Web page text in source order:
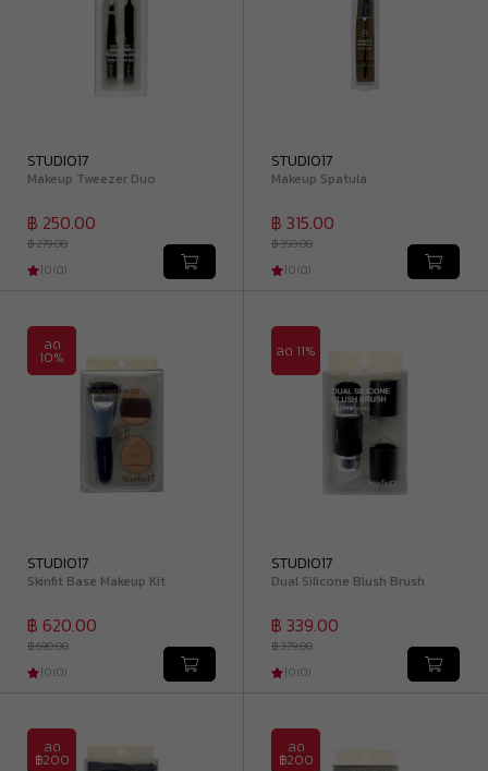
STUDIO17
Makeup Tweezer Duo
฿ 250.00
฿ 279.00
|0(0)
STUDIO17
Makeup Spatula
฿ 315.00
฿ 350.00
|0(0)
ลด
10%
STUDIO17
Skinfit Base Makeup Kit
฿ 620.00
฿ 690.00
|0(0)
ลด 11%
STUDIO17
Dual Silicone Blush Brush
฿ 339.00
฿ 379.00
|0(0)
ลด
฿200
ลด
฿200